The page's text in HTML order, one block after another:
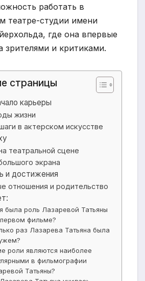
работать в
театре-студии имени
где она впервые
зрителями и критиками.
страницы
карьеры
жизни
в актерском искусстве
театральной сцене
экрана
и достижения
отношения и родительство
была роль Лазаревой Татьяны
фильме?
раз Лазарева Татьяна была
роли являются наиболее
в фильмографии
Татьяны?